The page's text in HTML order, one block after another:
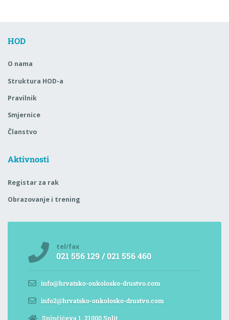
HOD
O nama
Struktura HOD-a
Pravilnik
Smjernice
Članstvo
Aktivnosti
Registar za rak
Obrazovanje i trening
tel/fax
021 556 129 / 021 556 460
info@hrvatsko-onkolosko-drustvo.com
info2@hrvatsko-onkolosko-drustvo.com
Spinčićeva 1, 21000 Split